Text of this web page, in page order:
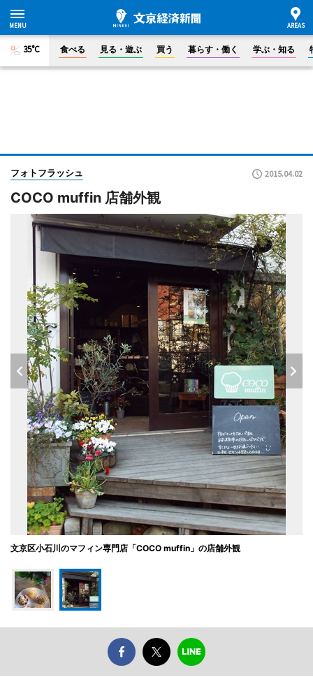
35°C 食べる 見る・遊ぶ 買う 暮らす・働く 学ぶ・知る
フォトフラッシュ 2015.04.02
COCO muffin 店舗外観
文京区小石川のマフィン専門店「COCO muffin」の店舗外観